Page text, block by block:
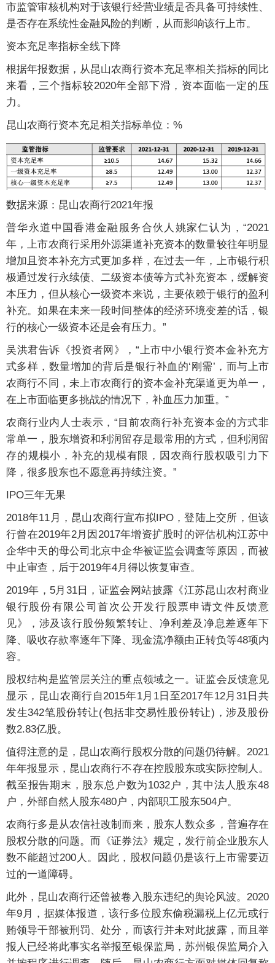
市监管审核机构对于该银行经营业绩是否具备可持续性、
是否存在系统性金融风险的判断，从而影响该行上市。
资本充足率指标全线下降
根据年报数据，从昆山农商行资本充足率相关指标的同比
来看，三个指标较2020年全部下滑，资本面临一定的压
力。
昆山农商行资本充足相关指标单位：%
数据来源：昆山农商行2021年报
普华永道中国香港金融服务合伙人姚家仁认为，“2021
年，上市农商行采用外源渠道补充资本的数量较往年明显
增加且资本补充方式更加多样，在过去一年，上市银行积
极通过发行永续债、二级资本债等方式补充资本，缓解资
本压力，但从核心一级资本来说，主要依赖于银行的盈利
补充。如果在未来一段时间整体的经济环境变差的话，银
行的核心一级资本还是会有压力。”
吴洪君告诉《投资者网》，“上市中小银行资本金补充方
式多样，数量增加的背后是银行补血的‘刚需’，而与上市
农商行不同，未上市农商行的资本金补充渠道更为单一，
在上市面临更多挑战的情况下，补血压力加重。”
农商行业内人士表示，“目前农商行补充资本金的方式非
常单一，股东增资和利润留存是最常用的方式，但利润留
存的规模小，补充的规模有限，因农商行股权吸引力下
降，很多股东也不愿意再持续注资。”
IPO三年无果
2018年11月，昆山农商行宣布拟IPO，登陆上交所，但该
行曾在2019年2月因2017年增资扩股时的评估机构江苏中
企华中天的母公司北京中企华被证监会调查等原因，而被
中止审查，后于2019年4月得以恢复审查。
2019年，5月31日，证监会网站披露《江苏昆山农村商业
银行股份有限公司首次公开发行股票申请文件反馈意
见》，涉及该行股份频繁转让、净利差及净息差逐年下
降、吸收存款率逐年下降、现金流净额由正转负等48项内
容。
股权结构是监管层关注的重点领域之一。证监会反馈意见
显示，昆山农商行自2015年1月1日至2017年12月31日共
发生342笔股份转让(包括非交易性股份转让)，涉及股份
数2.83亿股。
值得注意的是，昆山农商行股权分散的问题仍待解。2021
年年报显示，昆山农商行不存在控股股东或实际控制人。
截至报告期末，股东总户数为1032户，其中法人股东48
户，外部自然人股东480户，内部职工股东504户。
农商行多是从农信社改制而来，股东人数众多，普遍存在
股权分散的问题。而《证券法》规定，发行前企业股东人
数不能超过200人。因此，股权问题仍是该行上市需要迈
过的一道障碍。
此外，昆山农商行还曾被卷入股东违纪的舆论风波。2020
年9月，据媒体报道，该行多位股东偷税漏税上亿元或行
贿领导干部被刑罚、处分，而该行并未对此披露，而且举
报人已经将此事实名举报至银保监局，苏州银保监局介入